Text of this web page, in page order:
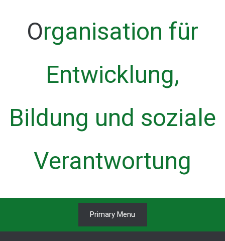
Organisation für
Entwicklung,
Bildung und soziale
Verantwortung
Primary Menu